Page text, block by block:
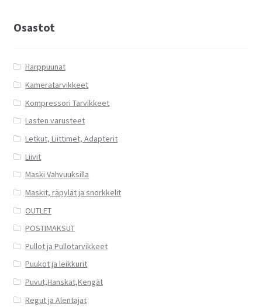
Osastot
Harppuunat
Kameratarvikkeet
Kompressori Tarvikkeet
Lasten varusteet
Letkut, Liittimet, Adapterit
Liivit
Maski Vahvuuksilla
Maskit, räpylät ja snorkkelit
OUTLET
POSTIMAKSUT
Pullot ja Pullotarvikkeet
Puukot ja leikkurit
Puvut,Hanskat,Kengät
Regut ja Alentajat